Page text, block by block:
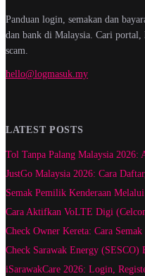
Panduan login, semakan dan
dan bank di Malaysia. Cari portal,
scam.
hello@logmasuk.my
LATEST POSTS
Tol Tanpa Palang Malaysia
JustGo Malaysia 2026: Cara
Semak Pemilik Kenderaan
Cara Aktifkan VoLTE Digi
Check Owner Kereta: Cara
Check Sarawak Energy
iSarawakCare 2026: Login,